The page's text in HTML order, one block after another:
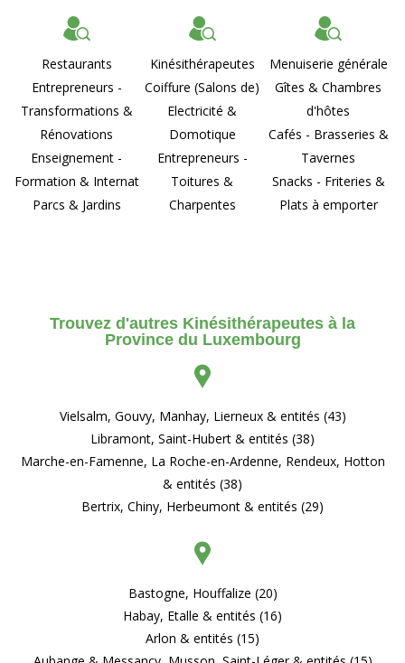
Restaurants
Entrepreneurs -
Transformations &
Rénovations
Enseignement -
Formation & Internat
Parcs & Jardins
Kinésithérapeutes
Coiffure (Salons de)
Electricité &
Domotique
Entrepreneurs -
Toitures &
Charpentes
Menuiserie générale
Gîtes & Chambres
d'hôtes
Cafés - Brasseries &
Tavernes
Snacks - Friteries &
Plats à emporter
Trouvez d'autres Kinésithérapeutes à la
Province du Luxembourg
Vielsalm, Gouvy, Manhay, Lierneux & entités (43)
Libramont, Saint-Hubert & entités (38)
Marche-en-Famenne, La Roche-en-Ardenne, Rendeux, Hotton
& entités (38)
Bertrix, Chiny, Herbeumont & entités (29)
Bastogne, Houffalize (20)
Habay, Etalle & entités (16)
Arlon & entités (15)